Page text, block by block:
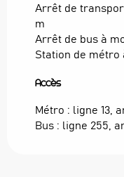
Arrêt de
m
Arrêt de bus à
Station de métro
Accès
Accès
Métro : ligne 13,
Bus : ligne 255,